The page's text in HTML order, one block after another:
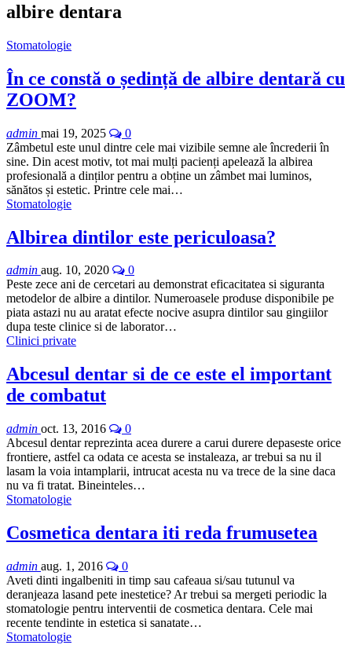
albire dentara
Stomatologie
În ce constă o ședință de albire dentară cu
ZOOM?
admin mai 19, 2025
0
Zâmbetul este unul dintre cele mai vizibile semne ale încrederii în
sine. Din acest motiv, tot mai mulți pacienți apelează la albirea
profesională a dinților pentru a obține un zâmbet mai luminos,
sănătos și estetic. Printre cele mai…
Stomatologie
Albirea dintilor este periculoasa?
admin aug. 10, 2020
0
Peste zece ani de cercetari au demonstrat eficacitatea si siguranta
metodelor de albire a dintilor. Numeroasele produse disponibile pe
piata astazi nu au aratat efecte nocive asupra dintilor sau gingiilor
dupa teste clinice si de laborator…
Clinici private
Abcesul dentar si de ce este el important
de combatut
admin oct. 13, 2016
0
Abcesul dentar reprezinta acea durere a carui durere depaseste orice
frontiere, astfel ca odata ce acesta se instaleaza, ar trebui sa nu il
lasam la voia intamplarii, intrucat acesta nu va trece de la sine daca
nu va fi tratat. Bineinteles…
Stomatologie
Cosmetica dentara iti reda frumusetea
admin aug. 1, 2016
0
Aveti dinti ingalbeniti in timp sau cafeaua si/sau tutunul va
deranjeaza lasand pete inestetice? Ar trebui sa mergeti periodic la
stomatologie pentru interventii de cosmetica dentara. Cele mai
recente tendinte in estetica si sanatate…
Stomatologie